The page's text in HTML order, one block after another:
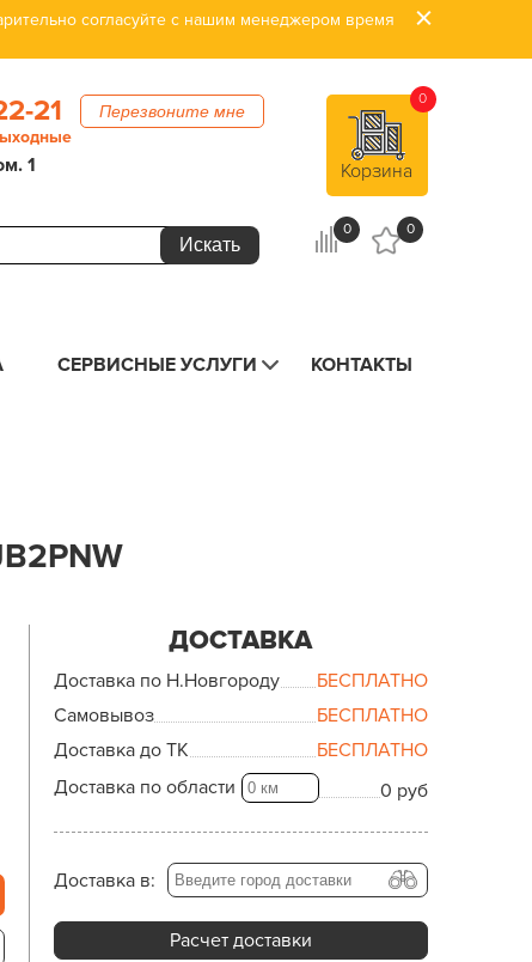
согласуйте с нашим менеджером время
21 Перезвоните мне
1
Корзина
0
0 0
СЕРВИСНЫЕ УСЛУГИ КОНТАКТЫ
ДОСТАВКА
Доставка по Н.Новгороду
БЕСПЛАТНО
Самовывоз
БЕСПЛАТНО
Доставка до ТК
БЕСПЛАТНО
Доставка по области
0 руб
Доставка в:
Расчет доставки